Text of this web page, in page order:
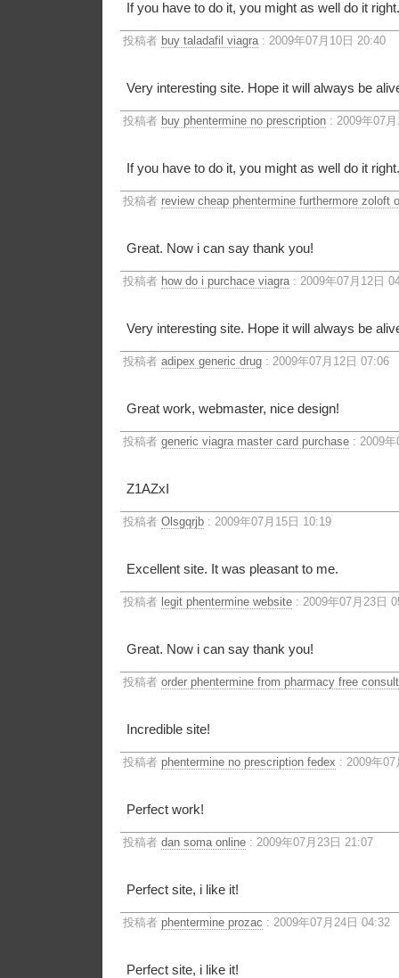
If you have to do it, you might as well do it right.
投稿者 buy taladafil viagra: 2009年07月10日 20:40
Very interesting site. Hope it will always be
投稿者 buy phentermine no prescription : 2009年07
If you have to do it, you might as well do it right.
投稿者 review cheap phentermine furthermore zoloft
Great. Now i can say thank you!
投稿者 how do i purchace viagra: 2009年07月12日
Very interesting site. Hope it will always be
投稿者 adipex generic drug : 2009年07月12日 07:06
Great work, webmaster, nice design!
投稿者 generic viagra master card purchase : 2009
Z1AZxI
投稿者 Olsgqrjb : 2009年07月15日 10:19
Excellent site. It was pleasant to me.
投稿者 legit phentermine website : 2009年07月23日
Great. Now i can say thank you!
投稿者 order phentermine from pharmacy free
Incredible site!
投稿者 phentermine no prescription fedex : 2009年
Perfect work!
投稿者 dan soma online : 2009年07月23日 21:07
Perfect site, i like it!
投稿者 phentermine prozac : 2009年07月24日 04:32
Perfect site, i like it!